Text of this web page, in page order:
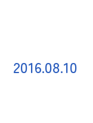
2016.08.10